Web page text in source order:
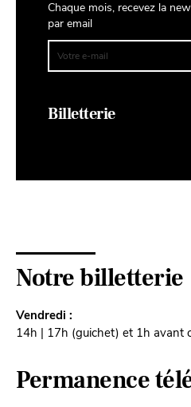
Chaque mois, recevez la
par email
Billetterie
Notre billetterie
Vendredi :
14h | 17h (guichet) et 1h avant
Permanence